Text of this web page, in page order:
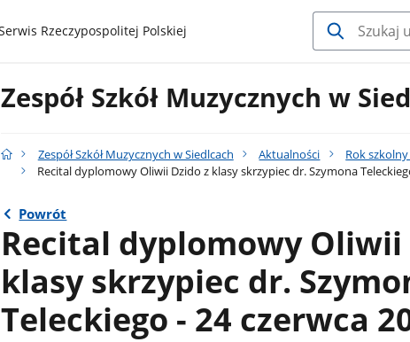
Rzeczypospolitej Polskiej
Zespół Szkół Muzycznych w
Zespół Szkół Muzycznych w Siedlcach Aktualności
Rok
Recital dyplomowy Oliwii Dzido z klasy skrzypiec dr. Szymona
Powrót
Recital dyplomowy Oliwii
klasy skrzypiec dr.
Teleckiego - 24 czerwca